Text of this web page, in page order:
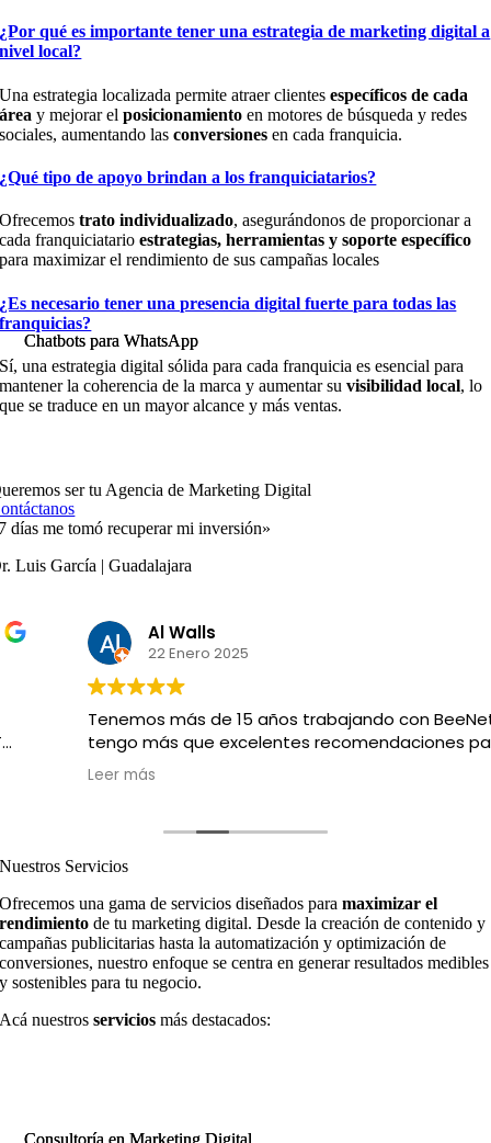
Chatbots para WhatsApp
Consultoría en Marketing Digital
Chatbots para WhatsApp
Consultoría en Marketing Digital
¿Por qué es importante tener una estrategia de marketing digital a
nivel local?
Una estrategia localizada permite atraer clientesespecíficos de cada
área y mejorar elposicionamiento en motores de búsqueda y redes
sociales, aumentando lasconversiones en cada franquicia.
¿Qué tipo de apoyo brindan a los franquiciatarios?
Ofrecemostrato individualizado, asegurándonos de proporcionar a
cada franquiciatarioestrategias, herramientas y soporte específico
para maximizar el rendimiento de sus campañas locales
¿Es necesario tener una presencia digital fuerte para todas las
franquicias?
Sí, una estrategia digital sólida para cada franquicia es esencial para
mantener la coherencia de la marca y aumentar suvisibilidad local, lo
que se traduce en un mayor alcance y más ventas.
ser tu Agencia de Marketing Digital
días me tomó recuperar mi inversión»
Luis García | Guadalajara
Al Walls
22 Enero 2025
Tenemos más de 15 años trabajando con BeeNet. No
tengo más que excelentes recomendaciones para
este equipo de profesionales creativos y
tecnológicos. Su trabajo siempre ha sido impecable,
Leer más
Nuestros Servicios
Ofrecemos una gama de servicios diseñados paramaximizar el
rendimiento de tu marketing digital. Desde la creación de contenido y
campañas publicitarias hasta la automatización y optimización de
conversiones, nuestro enfoque se centra en generar resultados medibles
y sostenibles para tu negocio.
Acá nuestrosservicios más destacados: